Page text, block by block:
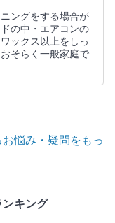
ングをする場合が
の中・エアコンの
ックス以上をしっ
そらく一般家庭で
悩み・疑問をもっ
ンキング